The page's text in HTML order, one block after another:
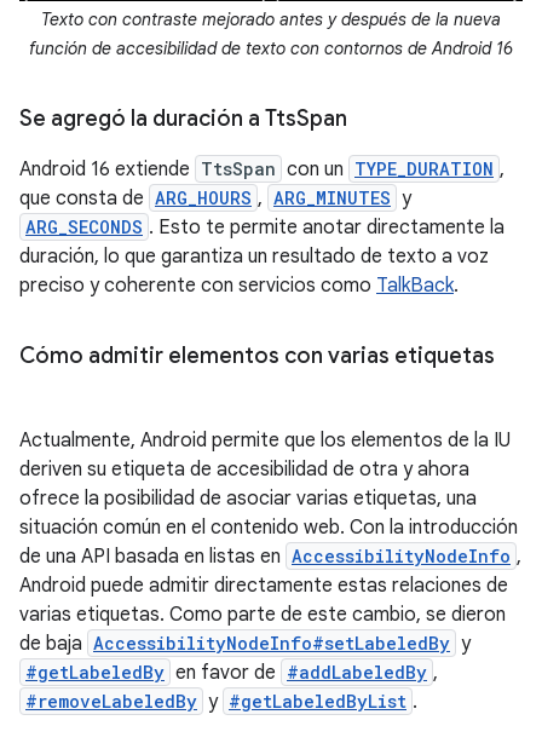
Texto con contraste mejorado antes y después de la nueva
función de accesibilidad de texto con contornos de Android 16
Se agregó la duración a TtsSpan
Android 16 extiende TtsSpan con un TYPE_DURATION ,
que consta de ARG_HOURS , ARG_MINUTES y
ARG_SECONDS . Esto te permite anotar directamente la
duración, lo que garantiza un resultado de texto a voz
preciso y coherente con servicios como TalkBack.
Cómo admitir elementos con varias etiquetas
Actualmente, Android permite que los elementos de la IU
deriven su etiqueta de accesibilidad de otra y ahora
ofrece la posibilidad de asociar varias etiquetas, una
situación común en el contenido web. Con la introducción
de una API basada en listas en AccessibilityNodeInfo ,
Android puede admitir directamente estas relaciones de
varias etiquetas. Como parte de este cambio, se dieron
de baja AccessibilityNodeInfo#setLabeledBy y
#getLabeledBy en favor de #addLabeledBy ,
#removeLabeledBy y #getLabeledByList .